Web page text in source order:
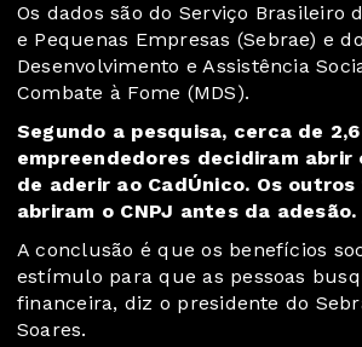
Os dados são do Serviço Brasileiro
e Pequenas Empresas (Sebrae) e
Desenvolvimento e Assistência
Combate à Fome (MDS).
Segundo a pesquisa, cerca de
empreendedores decidiram abrir
de aderir ao CadÚnico. Os outros
abriram o CNPJ antes da adesão.
A conclusão é que os benefícios
estímulo para que as pessoas
financeira, diz o presidente do
Soares.